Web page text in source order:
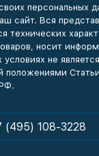
персональных
сайт. Вся
технических
носит
не
положениями
(495) 108-3228